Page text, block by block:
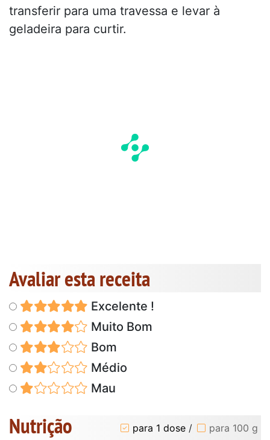
transferir para uma travessa e levar à
geladeira para curtir.
Avaliar esta receita
Excelente !
Muito Bom
Bom
Médio
Mau
Nutrição para 1 dose / para 100 g